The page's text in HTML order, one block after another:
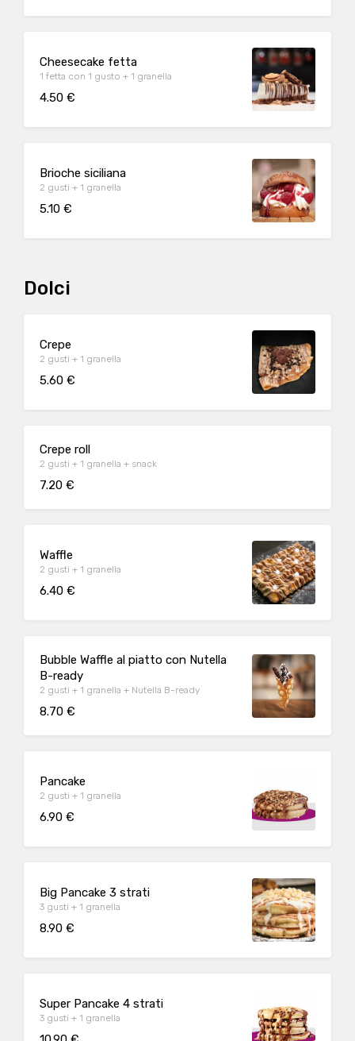
Cheesecake fetta
1 fetta con 1 gusto + 1 granella
4.50 €
Brioche siciliana
2 gusti + 1 granella
5.10 €
Dolci
Crepe
2 gusti + 1 granella
5.60 €
Crepe roll
2 gusti + 1 granella + snack
7.20 €
Waffle
2 gusti + 1 granella
6.40 €
Bubble Waffle al piatto con Nutella
B-ready
2 gusti + 1 granella + Nutella B-ready
8.70 €
Pancake
2 gusti + 1 granella
6.90 €
Big Pancake 3 strati
3 gusti + 1 granella
8.90 €
Super Pancake 4 strati
3 gusti + 1 granella